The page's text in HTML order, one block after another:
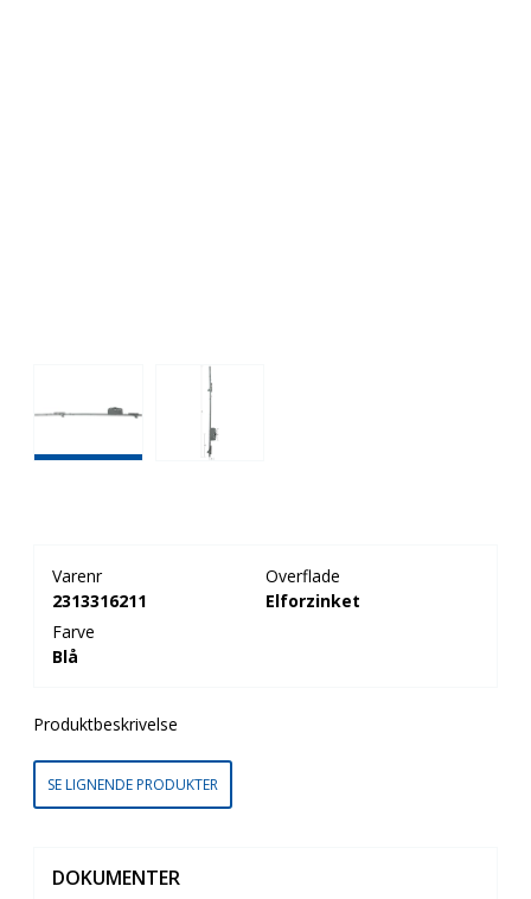
Varenr
2313316211
Overflade
Elforzinket
Farve
Blå
Produktbeskrivelse
SE LIGNENDE PRODUKTER
DOKUMENTER